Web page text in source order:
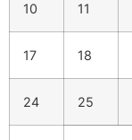
10 11
17 18
24 25